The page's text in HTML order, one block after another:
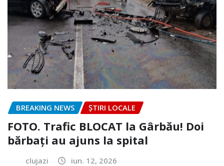
BREAKING NEWS ȘTIRI LOCALE
FOTO. Trafic BLOCAT la Gârbău! Doi
bărbați au ajuns la spital
clujazi iun. 12, 2026